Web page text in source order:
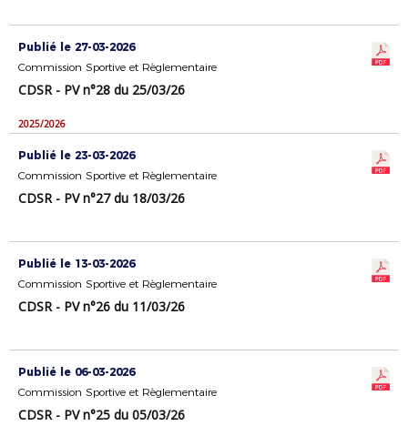
Publié le 27-03-2026
Commission Sportive et Règlementaire
CDSR - PV n°28 du 25/03/26
2025/2026
Publié le 23-03-2026
Commission Sportive et Règlementaire
CDSR - PV n°27 du 18/03/26
Publié le 13-03-2026
Commission Sportive et Règlementaire
CDSR - PV n°26 du 11/03/26
Publié le 06-03-2026
Commission Sportive et Règlementaire
CDSR - PV n°25 du 05/03/26